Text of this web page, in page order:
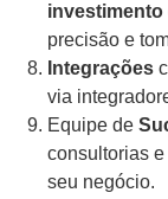
investimento
precisão e
Integrações
via
Equipe de
consultorias
seu negócio.